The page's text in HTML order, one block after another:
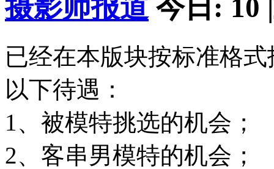
摄影师报道 今日: 10 |
已经在本版块按标准格
以下待遇：
1、被模特挑选的机会；
2、客串男模特的机会；